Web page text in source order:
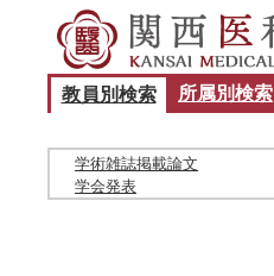
教員別検索 所属別検索
学術雑誌掲載論文
学会発表